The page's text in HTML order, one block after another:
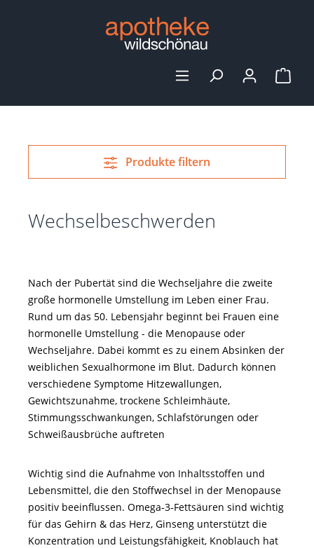
Produkte filtern
Wechselbeschwerden
Nach der Pubertät sind die Wechseljahre die zweite
große hormonelle Umstellung im Leben einer Frau.
Rund um das 50. Lebensjahr beginnt bei Frauen eine
hormonelle Umstellung - die Menopause oder
Wechseljahre. Dabei kommt es zu einem Absinken der
weiblichen Sexualhormone im Blut. Dadurch können
verschiedene Symptome Hitzewallungen,
Gewichtszunahme, trockene Schleimhäute,
Stimmungsschwankungen, Schlafstörungen oder
Schweißausbrüche auftreten
Wichtig sind die Aufnahme von Inhaltsstoffen und
Lebensmittel, die den Stoffwechsel in der Menopause
positiv beeinflussen. Omega‐3‐Fettsäuren sind wichtig
für das Gehirn & das Herz, Ginseng unterstützt die
Konzentration und Leistungsfähigkeit, Knoblauch hat